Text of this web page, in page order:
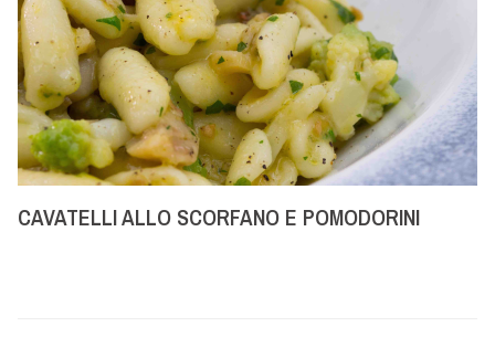
CAVATELLI ALLO SCORFANO E POMODORINI